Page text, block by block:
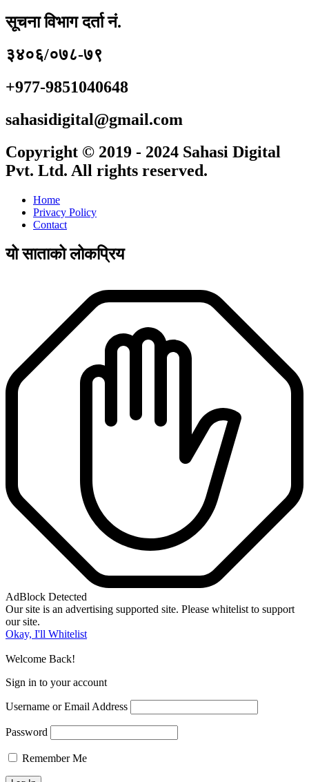
सूचना विभाग दर्ता नं.
३४०६/०७८-७९
+977-9851040648
sahasidigital@gmail.com
Copyright © 2019 - 2024 Sahasi Digital
Pvt. Ltd. All rights reserved.
Home
Privacy Policy
Contact
यो साताको लोकप्रिय
AdBlock Detected
Our site is an advertising supported site. Please whitelist to support
our site.
Okay, I'll Whitelist
Welcome Back!
Sign in to your account
Username or Email Address
Password
Remember Me